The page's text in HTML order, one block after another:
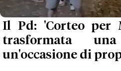
Il Pd: 'Corteo per
trasformata
un'occasione di